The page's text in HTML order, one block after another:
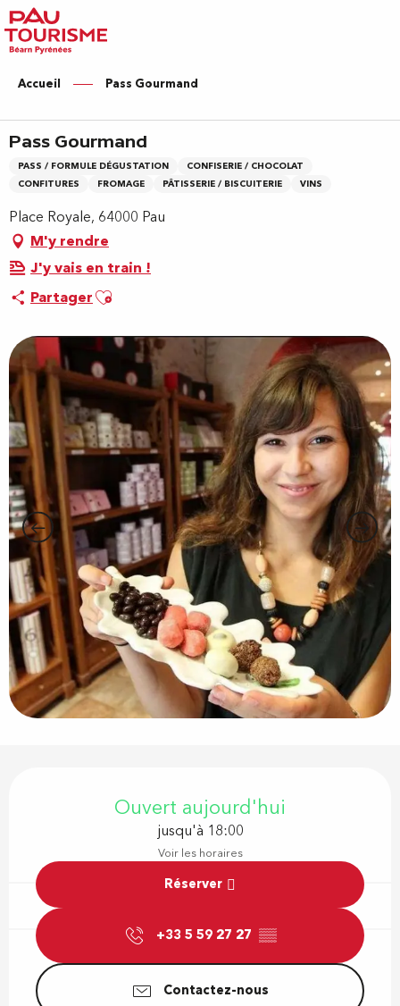
Aller
au
contenu
principal
Accueil Pass Gourmand
Pass Gourmand
PASS / FORMULE DÉGUSTATION
CONFISERIE / CHOCOLAT
CONFITURES
FROMAGE PÂTISSERIE / BISCUITERIE VINS
Place Royale, 64000 Pau
M'y rendre
J'y vais en train !
PartagerAjouter aux favoris
Ouvert aujourd'hui
jusqu'à 18:00
Voir les horaires
Réserver
+33 5 59 27 27 ▒▒
Contactez-nous